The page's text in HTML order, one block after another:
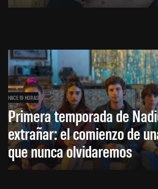
HACE 19 HORAS
Primera temporada de
extrañar: el comienzo de
que nunca olvidaremos